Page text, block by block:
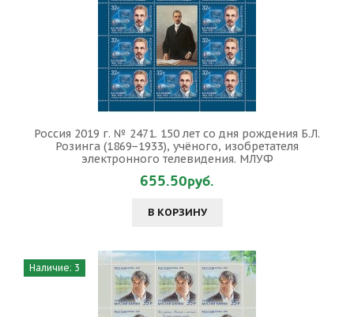
Россия 2019 г. № 2471. 150 лет со дня рождения Б.Л.
Розинга (1869−1933), учёного, изобретателя
электронного телевидения. МЛУФ
655.50руб.
В КОРЗИНУ
Наличие: 3